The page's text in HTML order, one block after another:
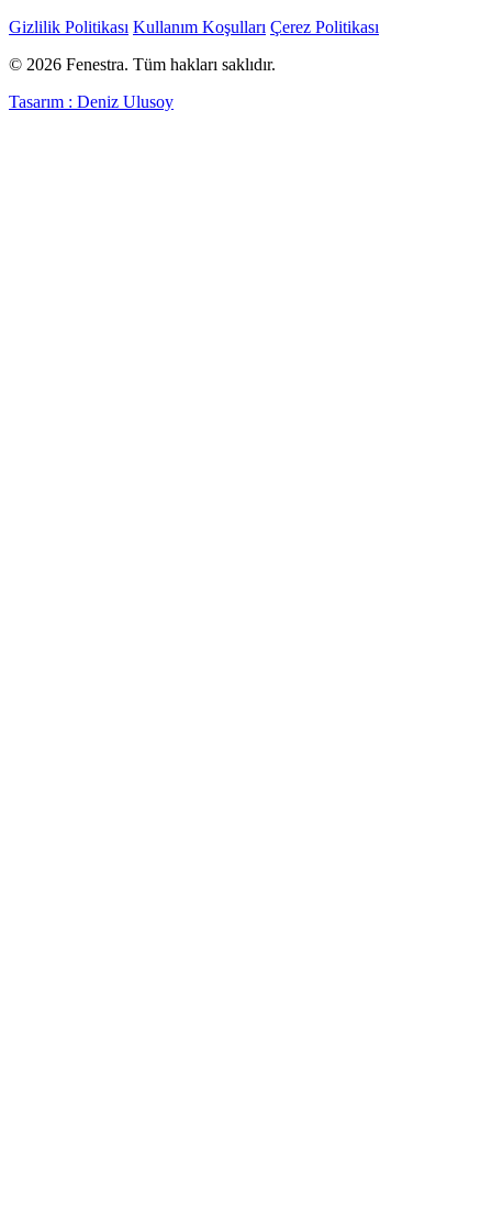
Gizlilik Politikası Kullanım Koşulları Çerez Politikası
© 2026 Fenestra. Tüm hakları saklıdır.
Tasarım : Deniz Ulusoy